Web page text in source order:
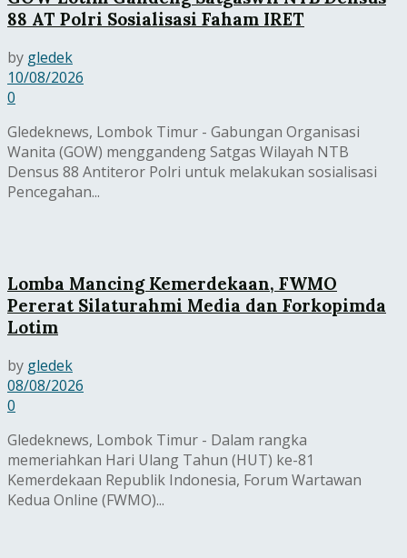
88 AT Polri Sosialisasi Faham IRET
by gledek
10/08/2026
0
Gledeknews, Lombok Timur - Gabungan Organisasi
Wanita (GOW) menggandeng Satgas Wilayah NTB
Densus 88 Antiteror Polri untuk melakukan sosialisasi
Pencegahan...
Lomba Mancing Kemerdekaan, FWMO
Pererat Silaturahmi Media dan Forkopimda
Lotim
by gledek
08/08/2026
0
Gledeknews, Lombok Timur - Dalam rangka
memeriahkan Hari Ulang Tahun (HUT) ke-81
Kemerdekaan Republik Indonesia, Forum Wartawan
Kedua Online (FWMO)...